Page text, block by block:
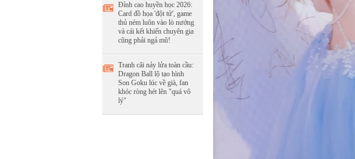
Đỉnh cao huyền học 2026:
Card đồ họa 'đột tử', game
thủ ném luôn vào lò nướng
và cái kết khiến chuyên gia
cũng phải ngả mũ!
Tranh cãi nảy lửa toàn cầu:
Dragon Ball lộ tạo hình
Son Goku lúc về già, fan
khóc ròng hét lên "quá vô
lý"